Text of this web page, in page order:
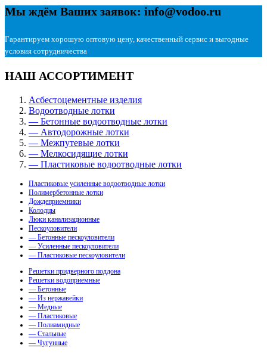
Мы ждём Ваших заявок: info@vodoo.ru
Гарантируем хорошую оптовую цену, качественный сервис и выгодные
условия сотрудничества
НАШ АССОРТИМЕНТ
Асбестоцементные изделия
Водоотводные лотки
— Бетонные водоотводные лотки
— Автодорожные лотки
— Межпутевые лотки
— Мелкосидящие лотки
— Пластиковые водоотводные лотки
Пластиковые усиленные водоотводные лотки
Полимербетонные лотки
Дождеприемники
Колодцы
Люки канализационные
Пескоуловители
— Бетонные пескоуловители
— Усиленные пескоуловители
— Пластиковые пескоуловители
Решетки придверного поддона
Решетки водоприемные
— Бетонные
— Из нержавейки
— Медные
— Пластиковые
— Полиамидные
— Стальные
— Чугунные